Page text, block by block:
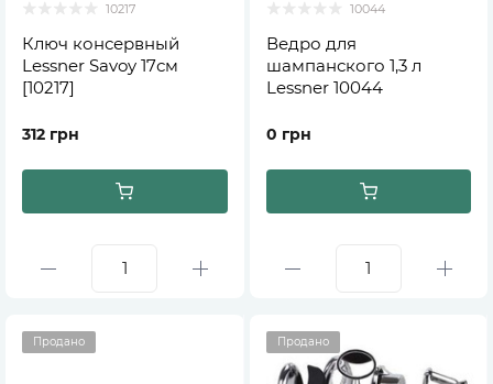
10217
Ключ консервный
Lessner Savoy 17см
[10217]
312 грн
10044
Ведро для
шампанского 1,3 л
Lessner 10044
0 грн
Продано Продано